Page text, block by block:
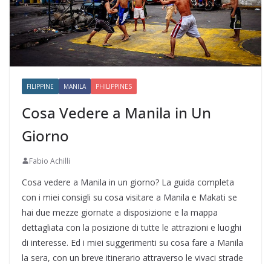
FILIPPINE MANILA PHILIPPINES
Cosa Vedere a Manila in Un
Giorno
Fabio Achilli
Cosa vedere a Manila in un giorno? La guida completa
con i miei consigli su cosa visitare a Manila e Makati se
hai due mezze giornate a disposizione e la mappa
dettagliata con la posizione di tutte le attrazioni e luoghi
di interesse. Ed i miei suggerimenti su cosa fare a Manila
la sera, con un breve itinerario attraverso le vivaci strade